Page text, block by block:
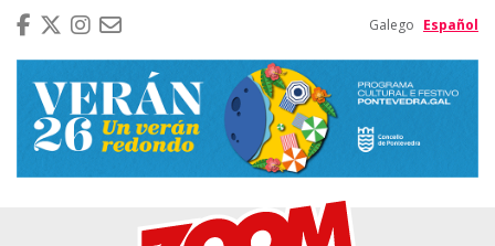
Galego Español